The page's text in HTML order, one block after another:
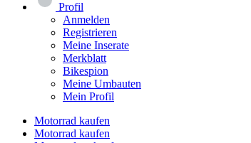
Profil
Anmelden
Registrieren
Meine Inserate
Merkblatt
Bikespion
Meine Umbauten
Mein Profil
Motorrad kaufen
Motorrad kaufen